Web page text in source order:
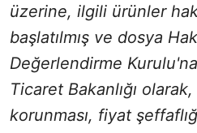
üzerine, ilgili ürünler
başlatılmış ve dosya
Değerlendirme
Ticaret Bakanlığı
korunması, fiyat